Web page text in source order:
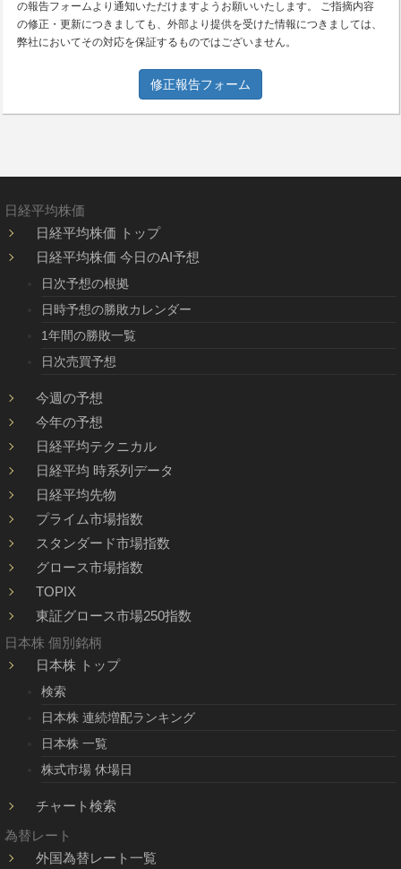
の報告フォームより通知いただけますようお願いいたします。 ご指摘内容
の修正・更新につきましても、外部より提供を受けた情報につきましては、
弊社においてその対応を保証するものではございません。
修正報告フォーム
日経平均株価
日経平均株価 トップ
日経平均株価 今日のAI予想
日次予想の根拠
日時予想の勝敗カレンダー
1年間の勝敗一覧
日次売買予想
今週の予想
今年の予想
日経平均テクニカル
日経平均 時系列データ
日経平均先物
プライム市場指数
スタンダード市場指数
グロース市場指数
TOPIX
東証グロース市場250指数
日本株 個別銘柄
日本株 トップ
検索
日本株 連続増配ランキング
日本株 一覧
株式市場 休場日
チャート検索
為替レート
外国為替レート一覧